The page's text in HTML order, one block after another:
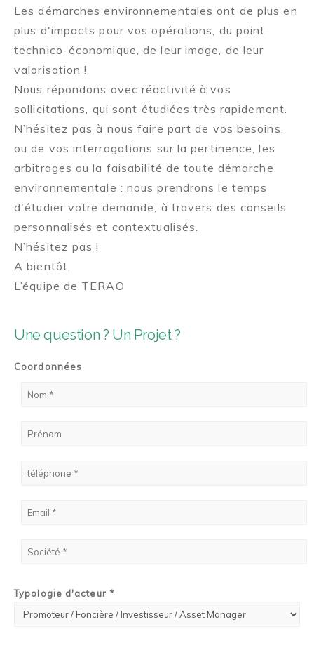
Une question ? Un Projet ?
Coordonnées
Typologie d'acteur *
Les démarches environnementales ont de plus en
plus d'impacts pour vos opérations, du point
technico-économique, de leur image, de leur
valorisation !
Nous répondons avec réactivité à vos
sollicitations, qui sont étudiées très rapidement.
N’hésitez pas à nous faire part de vos besoins,
ou de vos interrogations sur la pertinence, les
arbitrages ou la faisabilité de toute démarche
environnementale : nous prendrons le temps
d'étudier votre demande, à travers des conseils
personnalisés et contextualisés.
N’hésitez pas !
A bientôt,
L’équipe de TERAO